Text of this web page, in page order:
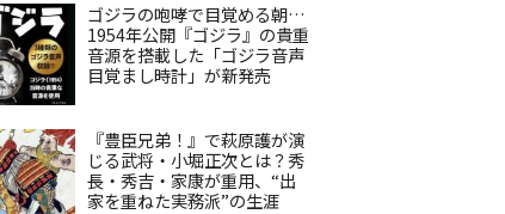
ゴジラの咆哮で目覚める朝…
1954年公開『ゴジラ』の貴重
音源を搭載した「ゴジラ音声
目覚まし時計」が新発売
『豊臣兄弟！』で萩原護が演
じる武将・小堀正次とは？秀
長・秀吉・家康が重用、“出
家を重ねた実務派”の生涯